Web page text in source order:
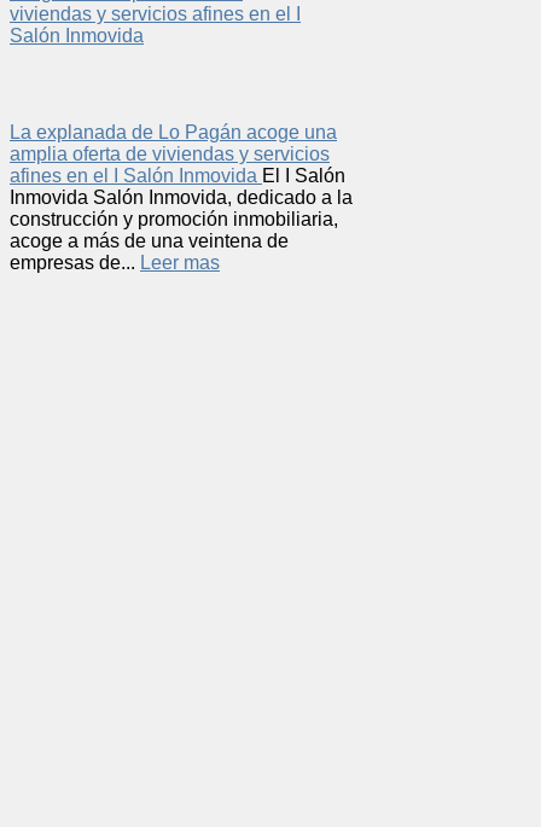
La explanada de Lo Pagán acoge una
amplia oferta de viviendas y servicios
afines en el I Salón Inmovida El I Salón
Inmovida Salón Inmovida, dedicado a la
construcción y promoción inmobiliaria,
acoge a más de una veintena de
empresas de... Leer mas